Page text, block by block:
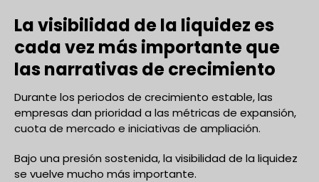
La visibilidad de la liquidez es
cada vez más importante que
las narrativas de crecimiento
Durante los periodos de crecimiento estable, las
empresas dan prioridad a las métricas de expansión,
cuota de mercado e iniciativas de ampliación.
Bajo una presión sostenida, la visibilidad de la liquidez
se vuelve mucho más importante.